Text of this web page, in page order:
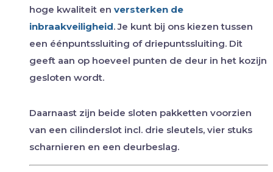
hoge kwaliteit en versterken de
inbraakveiligheid. Je kunt bij ons kiezen tussen
een éénpuntssluiting of driepuntssluiting. Dit
geeft aan op hoeveel punten de deur in het kozijn
gesloten wordt.
Daarnaast zijn beide sloten pakketten voorzien
van een cilinderslot incl. drie sleutels, vier stuks
scharnieren en een deurbeslag.